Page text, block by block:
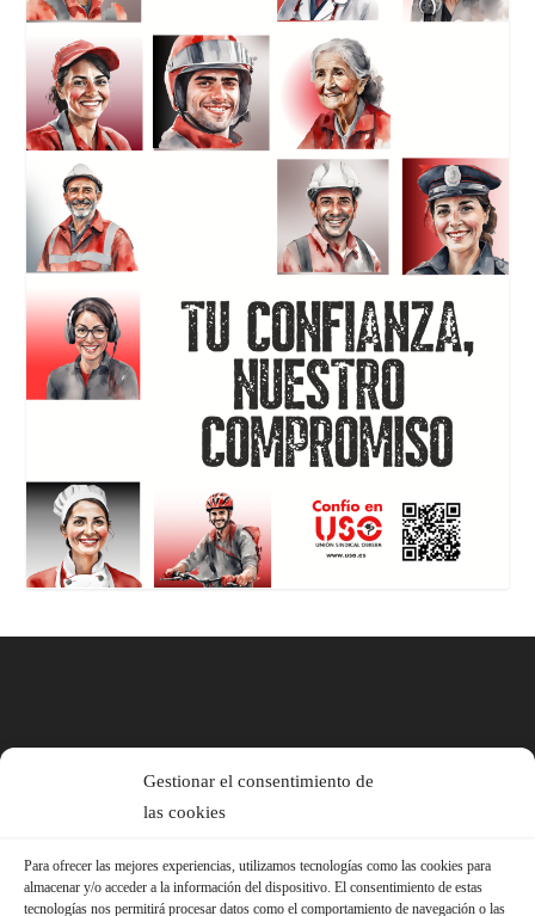
Gestionar el consentimiento de
las cookies
Para ofrecer las mejores experiencias, utilizamos tecnologías como las cookies para
almacenar y/o acceder a la información del dispositivo. El consentimiento de estas
tecnologías nos permitirá procesar datos como el comportamiento de navegación o las